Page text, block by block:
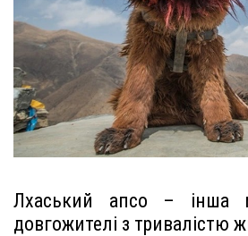
Лхаський апсо – інша
довгожителі з тривалістю